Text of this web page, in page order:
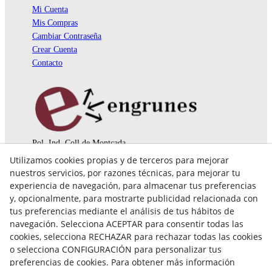
Mi Cuenta
Mis Compras
Cambiar Contraseña
Crear Cuenta
Contacto
Pol. Ind. Coll de Montcada
08110 Montcada i Reixac (Barcelona)
935 829 999
engrunes@engrunes.org
Utilizamos cookies propias y de terceros para mejorar
nuestros servicios, por razones técnicas, para mejorar tu
experiencia de navegación, para almacenar tus preferencias
y, opcionalmente, para mostrarte publicidad relacionada con
tus preferencias mediante el análisis de tus hábitos de
navegación. Selecciona ACEPTAR para consentir todas las
cookies, selecciona RECHAZAR para rechazar todas las cookies
o selecciona CONFIGURACIÓN para personalizar tus
preferencias de cookies. Para obtener más información